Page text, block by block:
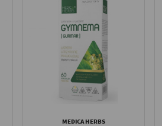
MEDICA HERBS